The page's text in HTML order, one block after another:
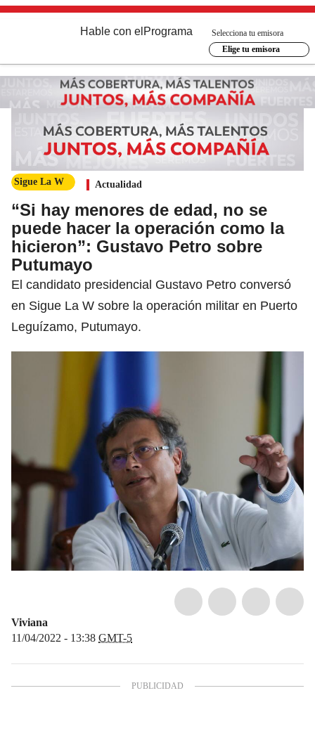
Hable con el Programa
Selecciona tu emisora
Elige tu emisora
Sigue La W Actualidad
“Si hay menores de edad, no se
puede hacer la operación como la
hicieron”: Gustavo Petro sobre
Putumayo
El candidato presidencial Gustavo Petro conversó
en Sigue La W sobre la operación militar en Puerto
Leguízamo, Putumayo.
Viviana
11/04/2022 - 13:38 GMT-5